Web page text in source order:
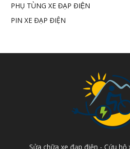
PHỤ TÙNG XE ĐẠP ĐIỆN
PIN XE ĐẠP ĐIỆN
Sửa chữa xe đạp điện - Cứu hộ